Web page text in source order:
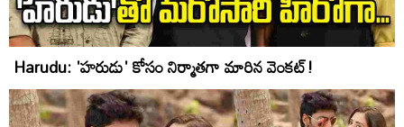
Harudu: 'హరుడు' కోసం నిర్మాతగా మారిన వెంకట్!